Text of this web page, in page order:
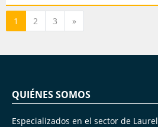
1 2 3 »
QUIÉNES SOMOS
Especializados en el sector de Laurel